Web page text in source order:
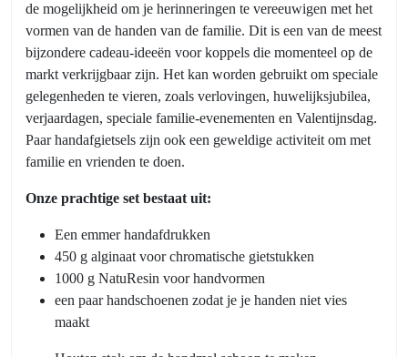
de mogelijkheid om je herinneringen te vereeuwigen met het
vormen van de handen van de familie. Dit is een van de meest
bijzondere cadeau-ideeën voor koppels die momenteel op de
markt verkrijgbaar zijn. Het kan worden gebruikt om speciale
gelegenheden te vieren, zoals verlovingen, huwelijksjubilea,
verjaardagen, speciale familie-evenementen en Valentijnsdag.
Paar handafgietsels zijn ook een geweldige activiteit om met
familie en vrienden te doen.
Onze prachtige set bestaat uit:
Een emmer handafdrukken
450 g alginaat voor chromatische gietstukken
1000 g NatuResin voor handvormen
een paar handschoenen zodat je je handen niet vies
maakt